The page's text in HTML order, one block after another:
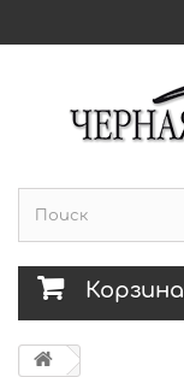
Корзина